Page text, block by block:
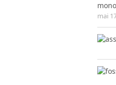
mai